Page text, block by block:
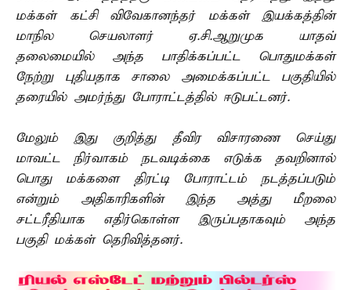
மக்கள் கட்சி விவேகானந்தர் மக்கள் இயக்கத்தின்
மாநில செயலாளர் ஏ.சி.ஆறுமுக யாதவ்
தலைமையில் அந்த பாதிக்கப்பட்ட பொதுமக்கள்
நேற்று புதியதாக சாலை அமைக்கப்பட்ட பகுதியில்
தரையில் அமர்ந்து போராட்டத்தில் ஈடுபட்டனர்.
மேலும் இது குறித்து தீவிர விசாரணை செய்து
மாவட்ட நிர்வாகம் நடவடிக்கை எடுக்க தவறினால்
பொது மக்களை திரட்டி போராட்டம் நடத்தப்படும்
என்றும் அதிகாரிகளின் இந்த அத்து மீறலை
சட்டரீதியாக எதிர்கொள்ள இருப்பதாகவும் அந்த
பகுதி மக்கள் தெரிவித்தனர்.